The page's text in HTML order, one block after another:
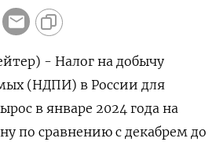
- Налог на добычу
(НДПИ) в России для
в январе 2024 года на
по сравнению с декабрем до